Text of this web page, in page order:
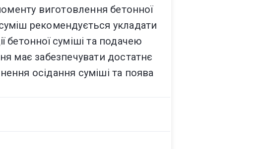
виготовлення бетонної
рекомендується укладати
бетонної суміші та подачею
має забезпечувати достатнє
осідання суміші та поява